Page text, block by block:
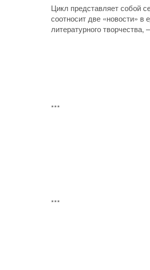
Цикл представляет собой
соотносит две «новости»
литературного творчества,
***
***